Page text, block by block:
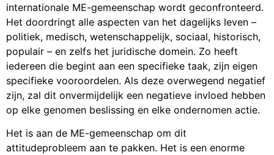
internationale ME-gemeenschap wordt geconfronteerd.
Het doordringt alle aspecten van het dagelijks leven –
politiek, medisch, wetenschappelijk, sociaal, historisch,
populair – en zelfs het juridische domein. Zo heeft
iedereen die begint aan een specifieke taak, zijn eigen
specifieke vooroordelen. Als deze overwegend negatief
zijn, zal dit onvermijdelijk een negatieve invloed hebben
op elke genomen beslissing en elke ondernomen actie.
Het is aan de ME-gemeenschap om dit
attitudeprobleem aan te pakken. Het is een enorme